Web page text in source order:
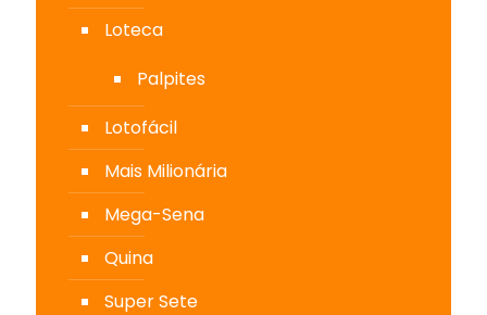
Loteca
Palpites
Lotofácil
Mais Milionária
Mega-Sena
Quina
Super Sete